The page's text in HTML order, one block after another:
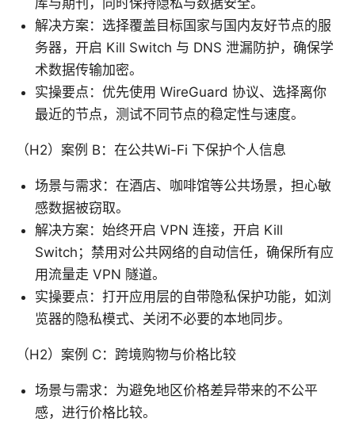
解决方案：选择覆盖目标国家与国内友好节点的服
务器，开启 Kill Switch 与 DNS 泄漏防护，确保学
术数据传输加密。
实操要点：优先使用 WireGuard 协议、选择离你
最近的节点，测试不同节点的稳定性与速度。
（H2）案例 B：在公共Wi-Fi 下保护个人信息
场景与需求：在酒店、咖啡馆等公共场景，担心敏
感数据被窃取。
解决方案：始终开启 VPN 连接，开启 Kill
Switch；禁用对公共网络的自动信任，确保所有应
用流量走 VPN 隧道。
实操要点：打开应用层的自带隐私保护功能，如浏
览器的隐私模式、关闭不必要的本地同步。
（H2）案例 C：跨境购物与价格比较
场景与需求：为避免地区价格差异带来的不公平
感，进行价格比较。